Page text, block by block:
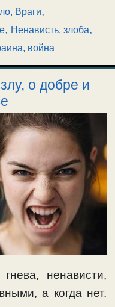
Враги,
, Ненависть, злоба,
война
о добре и
ненависти,
а когда нет.